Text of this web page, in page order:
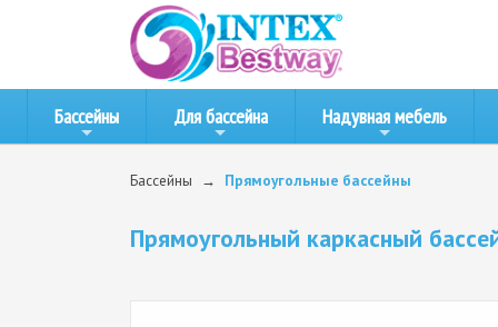
Бассейны Для бассейна Надувная мебель
Бассейны Прямоугольные бассейны
Прямоугольный каркасный